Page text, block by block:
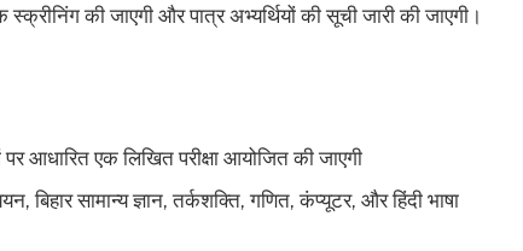
की जाएगी और पात्र अभ्यर्थियों की सूची जारी की जाएगी।
पर आधारित एक लिखित परीक्षा आयोजित की जाएगी
बिहार सामान्य ज्ञान, तर्कशक्ति, गणित, कंप्यूटर, और हिंदी भाषा